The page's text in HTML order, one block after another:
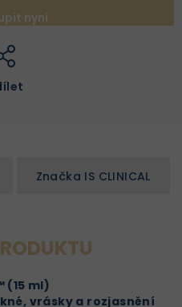
nyní
Značka IS CLINICAL
(15 ml)
vrásky a rozjasnění